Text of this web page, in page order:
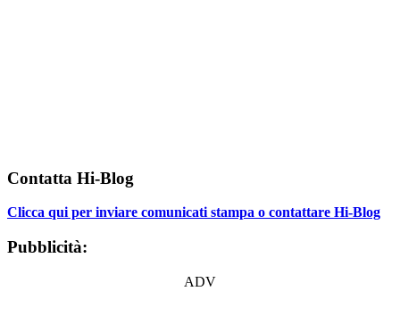
Contatta Hi-Blog
Clicca qui per inviare comunicati stampa o contattare Hi-Blog
Pubblicità:
ADV